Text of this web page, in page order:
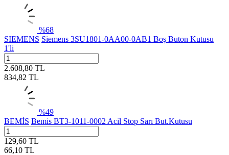
%68
SIEMENS Siemens 3SU1801-0AA00-0AB1 Boş Buton Kutusu
1'li
2.608,80 TL
834,82 TL
%49
BEMİS Bemis BT3-1011-0002 Acil Stop Sarı But.Kutusu
129,60 TL
66,10 TL